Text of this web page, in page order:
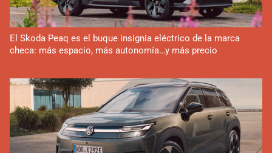
El Skoda Peaq es el buque insignia eléctrico de la marca
checa: más espacio, más autonomía…y más precio